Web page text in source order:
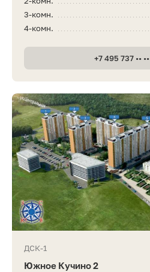
3-комн.
4-комн.
+7 495 737 •• ••
ДСК-1
Южное Кучино 2